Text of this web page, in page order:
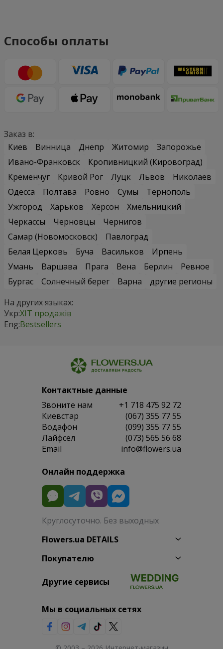
Способы оплаты
Заказ в:
Киев
Винница Днепр Житомир
Запорожье
Ивано-Франковск
Кропивницкий (Кировоград)
Кременчуг
Кривой Рог Луцк Львов
Николаев
Одесса
Полтава Ровно Сумы
Тернополь
Ужгород
Харьков Херсон
Хмельницкий
Черкассы
Черновцы
Чернигов
Самар (Новомосковск)
Павлоград
Белая Церковь
Буча Васильков
Ирпень
Умань
Варшава Прага Вена Берлин
Ревное
Бургас
Солнечный берег Варна
другие регионы
На других языках:
Укр:ХІТ продажів
Eng:Bestsellers
Контактные данные
Звоните нам
+1 718 475 92 72
Киевстар
(067) 355 77 55
Водафон
(099) 355 77 55
Лайфсел
(073) 565 56 68
Email
info@flowers.ua
Онлайн поддержка
Круглосуточно. Без выходных
Flowers.ua DETAILS
Покупателю
Другие сервисы
Мы в социальных сетях